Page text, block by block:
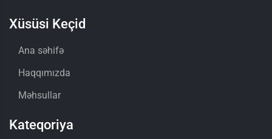
Xüsüsi Keçid
Ana səhifə
Haqqımızda
Məhsullar
Kateqoriya